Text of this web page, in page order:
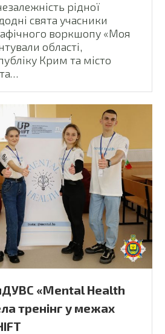
рідної
свята учасники
воркшопу «Моя
області,
Крим та місто
«Mental Health
тренінг у межах